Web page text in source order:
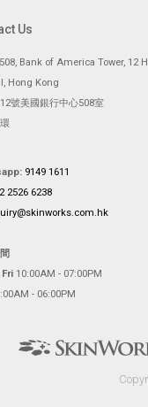
Us
Bank of America Tower, 12
Hong Kong
號美國銀行中心508室
9149 1611
2526 6238
10:00AM - 07:00PM
- 06:00PM